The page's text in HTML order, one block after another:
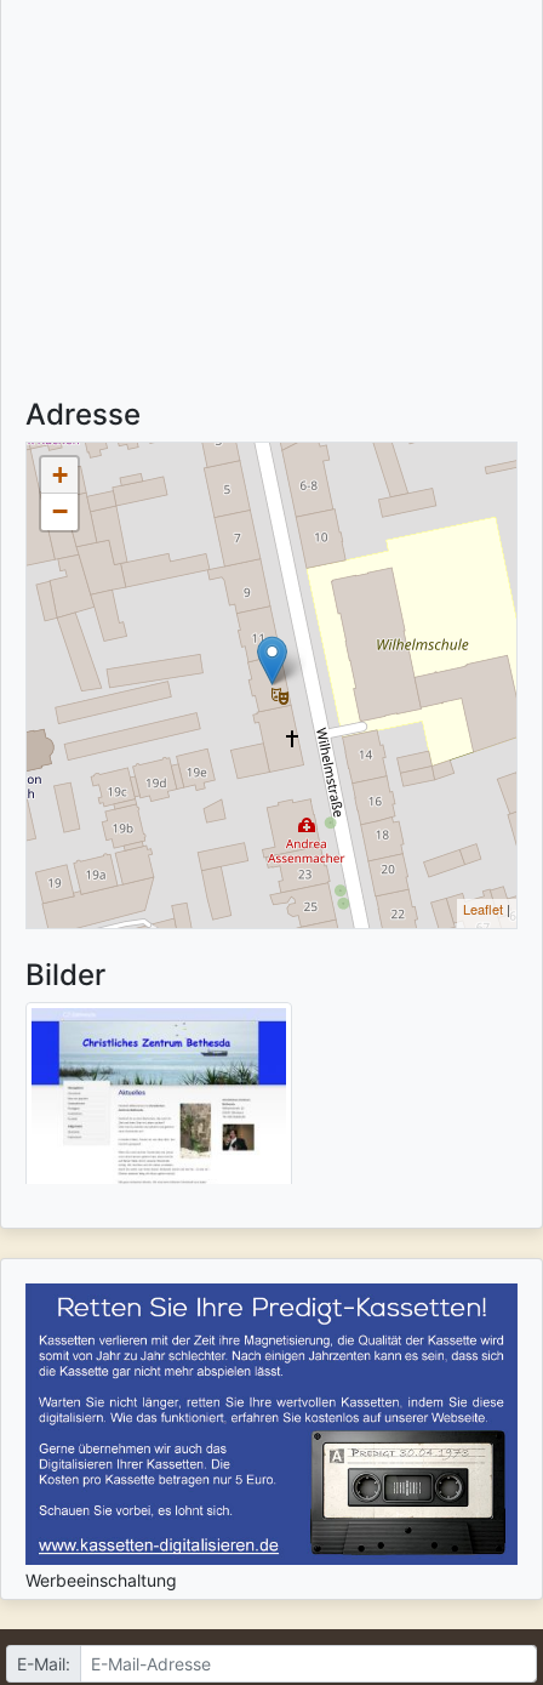
Adresse
+
−
Leaflet |
Bilder
Werbeeinschaltung
E-Mail: